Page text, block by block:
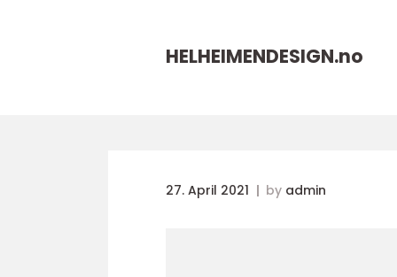
HELHEIMENDESIGN.no
27. April 2021 by admin